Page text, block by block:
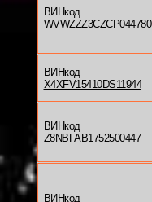
ВИНкод
WVWZZZ3CZCP044780
ВИНкод
X4XFV15410DS11944
ВИНкод
Z8NBFAB1752500447
ВИНкод